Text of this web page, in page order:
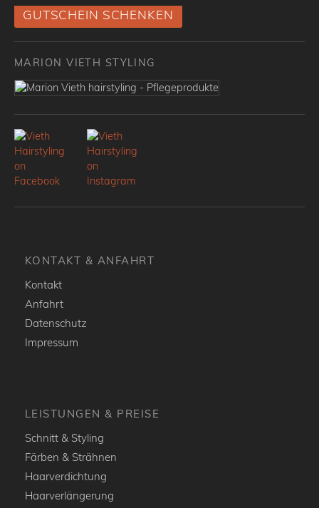
GUTSCHEIN SCHENKEN
MARION VIETH STYLING
KONTAKT & ANFAHRT
Kontakt
Anfahrt
Datenschutz
Impressum
LEISTUNGEN & PREISE
Schnitt & Styling
Färben & Strähnen
Haarverdichtung
Haarverlängerung